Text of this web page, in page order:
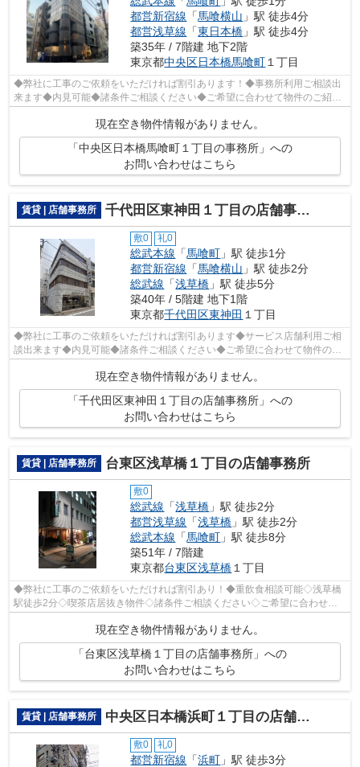
都営新宿線 「馬喰横山 」駅 徒歩4分
都営浅草線 「東日本橋 」駅 徒歩4分
築35年 / 7階建 地下2階
東京都中央区日本橋馬喰町 １丁目
◆弊社に工事のご依頼をいただければ割引あります！◆事務所利用ご相談出
来ます◆内見可能◆諸条件ご相談ください◆ご希望に合わせて物件のご紹介
可能です◆業種・ご希望条件等お気軽にお問...
現在空き物件情報がありません。
「中央区日本橋馬喰町１丁目の事務所」への
お問い合わせはこちら
賃貸 | 店舗事務所 千代田区東神田１丁目の店舗事務所
敷0 礼0
総武本線 「馬喰町 」駅 徒歩1分
都営新宿線 「馬喰横山 」駅 徒歩2分
総武線 「浅草橋 」駅 徒歩5分
築40年 / 5階建 地下1階
東京都千代田区東神田 １丁目
◆弊社に工事のご依頼をいただければ割引あります◆サービス店舗利用ご相
談出来ます◆内見可能◆諸条件ご相談ください◆ご希望に合わせて物件のご
現在空き物件情報がありません。
「千代田区東神田１丁目の店舗事務所」への
お問い合わせはこちら
賃貸 | 店舗事務所 台東区浅草橋１丁目の店舗事務所
敷0
総武線 「浅草橋 」駅 徒歩2分
都営浅草線 「浅草橋 」駅 徒歩2分
総武本線 「馬喰町 」駅 徒歩8分
築51年 / 7階建
東京都台東区浅草橋 １丁目
◆弊社に工事のご依頼をいただければ割引あり！◆重飲食相談可能◇浅草橋
駅徒歩2分◇喫茶店居抜き物件◇諸条件ご相談ください◇ご希望に合わせて
物件のご提案が可能です◇お気軽にお問い合わ...
現在空き物件情報がありません。
「台東区浅草橋１丁目の店舗事務所」への
お問い合わせはこちら
賃貸 | 店舗事務所 中央区日本橋浜町１丁目の店舗事務所
敷0 礼0
都営新宿線 「浜町 」駅 徒歩3分